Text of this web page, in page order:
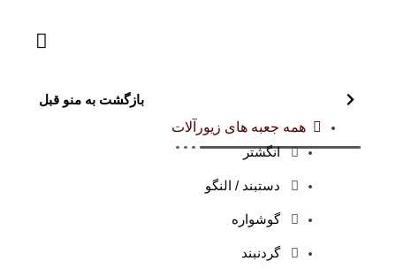
بازگشت به منو قبل
همه جعبه های زیورآلات
انگشتر
دستبند / النگو
گوشواره
گردنبند